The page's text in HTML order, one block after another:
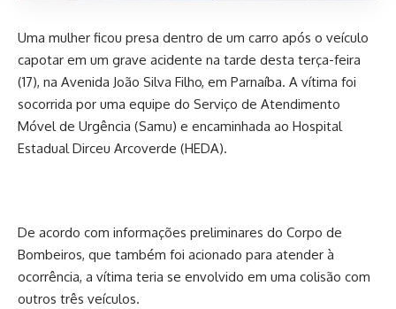
Uma mulher ficou presa dentro de um carro após o veículo
capotar em um grave acidente na tarde desta terça-feira
(17), na Avenida João Silva Filho, em Parnaíba. A vítima foi
socorrida por uma equipe do Serviço de Atendimento
Móvel de Urgência (Samu) e encaminhada ao Hospital
Estadual Dirceu Arcoverde (HEDA).
De acordo com informações preliminares do Corpo de
Bombeiros, que também foi acionado para atender à
ocorrência, a vítima teria se envolvido em uma colisão com
outros três veículos.